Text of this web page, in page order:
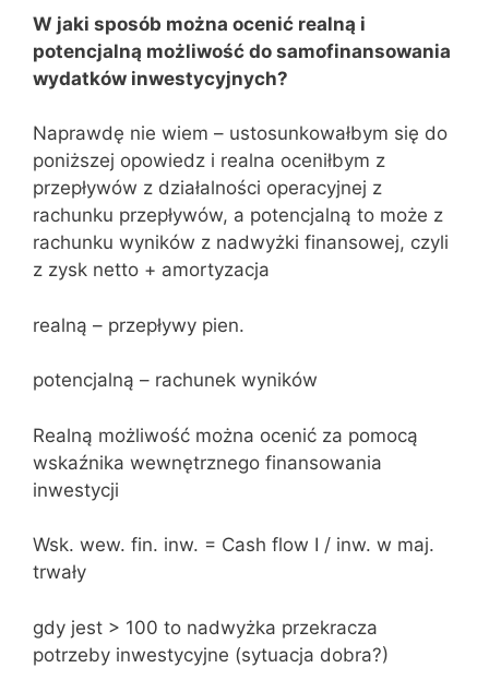
W jaki sposób można ocenić realną i
potencjalną możliwość do samofinansowania
wydatków inwestycyjnych?
Naprawdę nie wiem – ustosunkowałbym się do
poniższej opowiedz i realna oceniłbym z
przepływów z działalności operacyjnej z
rachunku przepływów, a potencjalną to może z
rachunku wyników z nadwyżki finansowej, czyli
z zysk netto + amortyzacja
realną – przepływy pien.
potencjalną – rachunek wyników
Realną możliwość można ocenić za pomocą
wskaźnika wewnętrznego finansowania
inwestycji
Wsk. wew. fin. inw. = Cash flow Ι / inw. w maj.
trwały
gdy jest > 100 to nadwyżka przekracza
potrzeby inwestycyjne (sytuacja dobra?)